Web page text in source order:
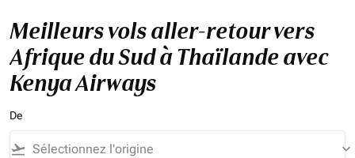
Meilleurs vols aller-retour vers
Afrique du Sud à Thaïlande avec
Kenya Airways
De
flight_takeoff keyboard_arrow_down